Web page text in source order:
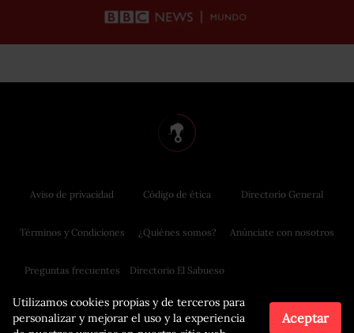
Utilizamos cookies propias y de terceros para
personalizar y mejorar el uso y la experiencia
Aceptar
Aviso de privacidad
Términos y Condiciones
Preguntas frecuentes
Código de ética
¿Quiénes somos?
Directorio El Sabueso
Directorio General
Anúnciate con nosotros